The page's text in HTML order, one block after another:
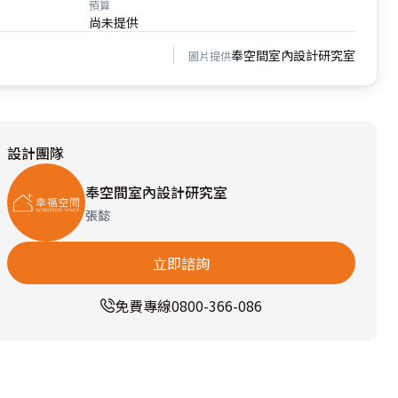
預算
尚未提供
圖片提供奉空間室內設計研究室
設計團隊
奉空間室內設計研究室
張懿
立即諮詢
免費專線0800-366-086